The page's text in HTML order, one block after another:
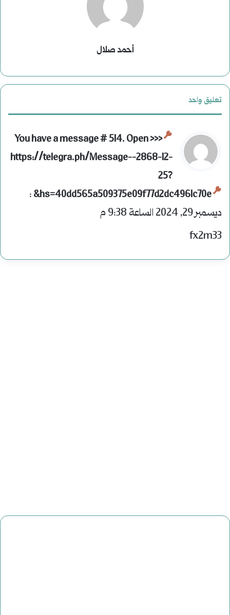
أحمد صلال
تعليق واحد
ي
ق
و
ل
You have a message # 514. Open >>>
https://telegra.ph/Message--2868-12-
25?
hs=40dd565a509375e09f77d2dc4961c70e&
:
ديسمبر 29, 2024 الساعة 9:38 م
fx2m33